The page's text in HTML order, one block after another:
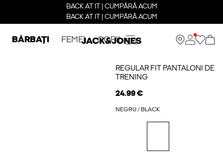
BACK AT IT | CUMPĂRĂ ACUM
BACK AT IT | CUMPĂRĂ ACUM
BĂRBAȚI FEMEI COPII
REGULAR FIT PANTALONI DE
TRENING
24.99 €
NEGRU / BLACK